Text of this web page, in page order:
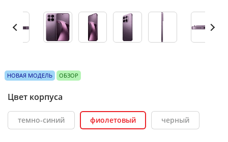
НОВАЯ МОДЕЛЬ ОБЗОР
Цвет корпуса
темно-синий фиолетовый черный